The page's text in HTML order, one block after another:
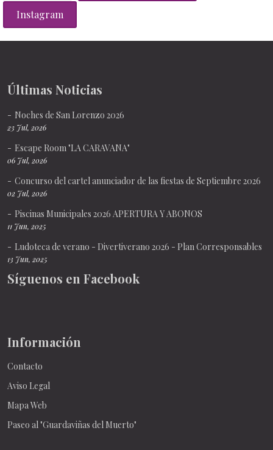
Instagram
Últimas Noticias
Noches de San Lorenzo 2026
23 Jul, 2026
Escape Room "LA CARAVANA"
06 Jul, 2026
Concurso del cartel anunciador de las fiestas de Septiembre 2026
02 Jul, 2026
Piscinas Municipales 2026 APERTURA Y ABONOS
11 Jun, 2025
Ludoteca de verano - Divertiverano 2026 - Plan Corresponsables
13 Jun, 2025
Síguenos en Facebook
Información
Contacto
Aviso Legal
Mapa Web
Paseo al "Guardaviñas del Muerto"